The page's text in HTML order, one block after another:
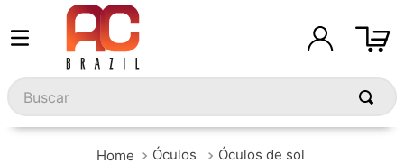
Buscar
Óculos Óculos de sol